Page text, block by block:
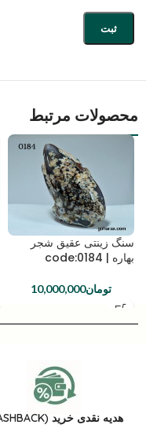
محصولات مرتبط
سنگ زینتی عقیق شجر
بهاره | code:0184
تومان10,000,000
هدیه نقدی خرید (CASHBACK)